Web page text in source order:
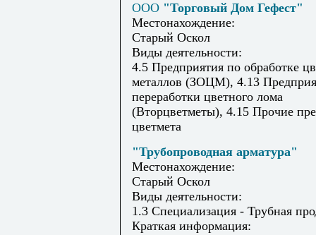
ООО "Торговый Дом Гефест"
Местонахождение:
Старый Оскол
Виды деятельности:
4.5 Предприятия по обработке
металлов (ЗОЦМ), 4.13
переработки цветного лома
(Вторцветметы), 4.15 Прочие
цветмета
"Трубопроводная арматура"
Местонахождение:
Старый Оскол
Виды деятельности:
1.3 Специализация - Трубная
Краткая информация: